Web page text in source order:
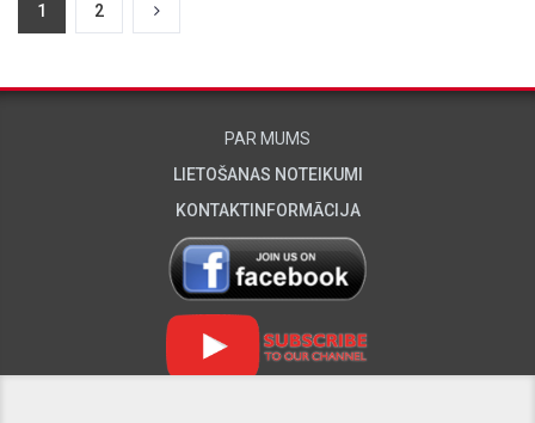
1 2
PAR MUMS
LIETOŠANAS NOTEIKUMI
KONTAKTINFORMĀCIJA